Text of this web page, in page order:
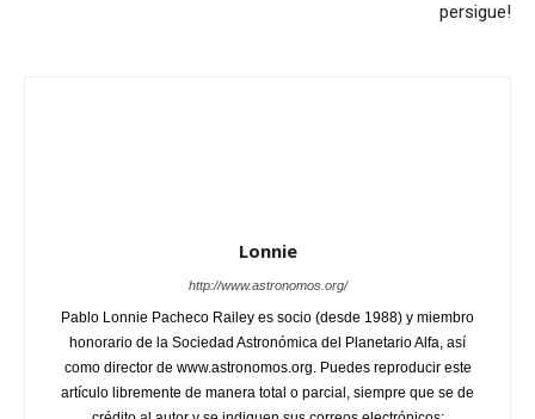
persigue!
Lonnie
http://www.astronomos.org/
Pablo Lonnie Pacheco Railey es socio (desde 1988) y miembro
honorario de la Sociedad Astronómica del Planetario Alfa, así
como director de www.astronomos.org. Puedes reproducir este
artículo libremente de manera total o parcial, siempre que se de